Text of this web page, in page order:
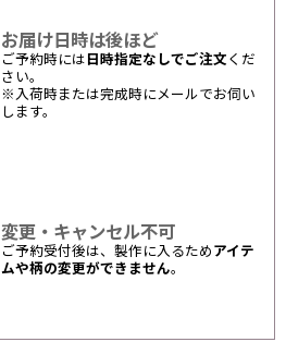
お届け日時は後ほど
ご予約時には 日時指定なしでご注文 くだ
さい。
※入荷時または完成時にメールでお伺い
します。
変更・キャンセル不可
ご予約受付後は、製作に入るため アイテ
ムや柄の変更ができません。